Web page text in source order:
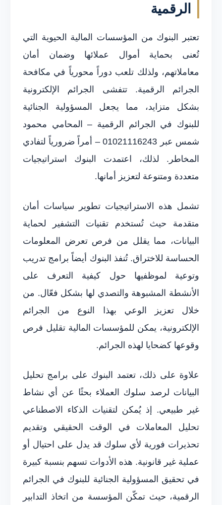
الرقمية
تعتبر البنوك من المؤسسات المالية الحيوية التي
تُعنى بحماية أموال عملائها وضمان أمان
معاملاتهم، ولذلك تلعب دوراً محورياً في مكافحة
الجرائم الرقمية. تتفشى الجرائم الإلكترونية
بشكل متزايد، مما يجعل المسؤولية الجنائية
للبنوك في الجرائم الرقمية – المحامي محمود
شمس عبر 01021116243 – أمراً ضرورياً لتفادي
المخاطر. لذلك، اعتمدت البنوك استراتيجيات
متعددة ومتنوعة لتعزيز أمانها.
تشمل هذه الاستراتيجيات تطوير سياسات أمان
متقدمة حيث تُستخدم تقنيات التشفير لحماية
البيانات، مما يقلل من فرص تعرض المعلومات
الحساسة للاختراق. تُنفذ البنوك أيضاً برامج تدريب
وتوعية لموظفيها حول كيفية التعرف على
الأنشطة المشبوهة والتصدي لها بشكل فعّال. من
خلال تعزيز الوعي بهذا النوع من الجرائم
الإلكترونية، يمكن للمؤسسات المالية تقليل فرص
وقوعها كضحايا لهذه الجرائم.
علاوة على ذلك، تعتمد البنوك على برامج تحليل
البيانات لرصد سلوك العملاء بحثًا عن أي نشاط
غير طبيعي. إذ يُمكن لتقنيات الذكاء الاصطناعي
تحليل المعاملات في الوقت الحقيقي وتقديم
تحذيرات فورية لأي سلوك قد يدل على احتيال أو
عملية غير قانونية. هذه الأدوات تسهم بنسبة كبيرة
في تحقيق المسؤولية الجنائية للبنوك في الجرائم
الرقمية، حيث تمكّن المؤسسة من اتخاذ التدابير